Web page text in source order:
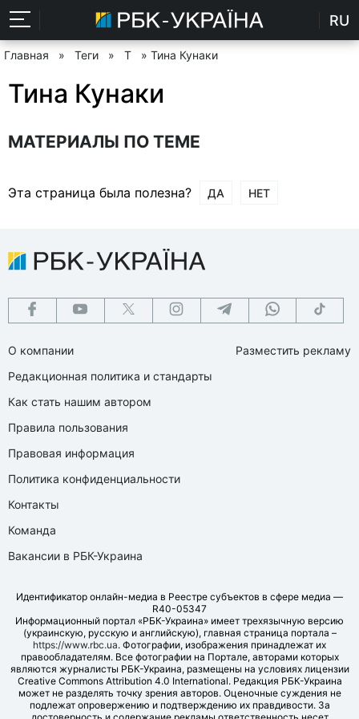
RU
Главная » Теги » Т » Тина Кунаки
Тина Кунаки
МАТЕРИАЛЫ ПО ТЕМЕ
Эта страница была полезна? ДА НЕТ
О компании
Редакционная политика и стандарты
Как стать нашим автором
Правила пользования
Правовая информация
Политика конфиденциальности
Контакты
Команда
Вакансии в РБК-Украина
Разместить рекламу
Идентификатор онлайн-медиа в Реестре субъектов в сфере медиа —
R40-05347
Информационный портал «РБК-Украина» имеет трехязычную версию
(украинскую, русскую и английскую), главная страница портала –
https://www.rbc.ua. Фотографии, изображения принадлежат их
правообладателям. Все фотографии на Портале, авторами которых
являются журналисты РБК-Украина, размещены на условиях лицензии
Creative Commons Attribution 4.0 International. Редакция РБК-Украина
может не разделять точку зрения авторов. Оценочные суждения не
подлежат опровержению и подтверждению их правдивости. За